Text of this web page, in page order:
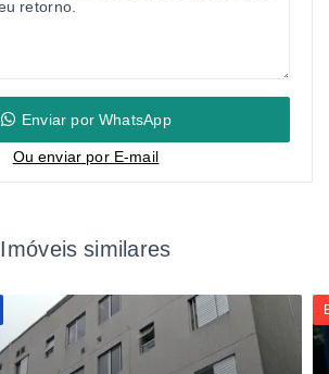
Enviar por WhatsApp
Ou enviar por E-mail
Imóveis similares